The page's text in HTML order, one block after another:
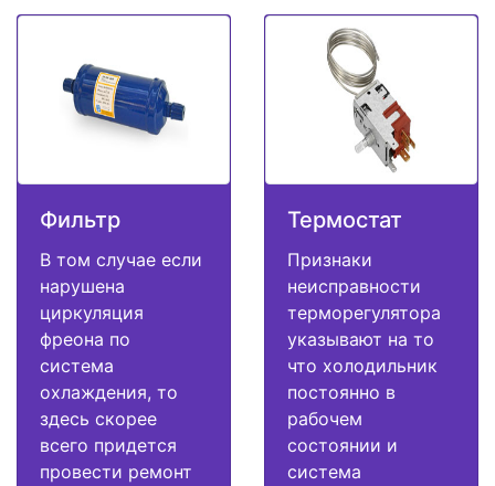
Фильтр
В том случае если
нарушена
циркуляция
фреона по
система
охлаждения, то
здесь скорее
всего придется
провести ремонт
Термостат
Признаки
неисправности
терморегулятора
указывают на то
что холодильник
постоянно в
рабочем
состоянии и
система